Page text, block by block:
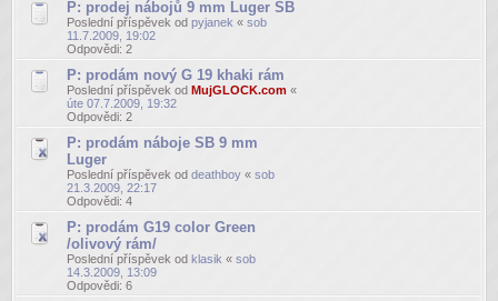
P: prodej nábojů 9 mm Luger SB
Poslední příspěvek od pyjanek « sob
11.7.2009, 19:02
Odpovědi: 2
P: prodám nový G 19 khaki rám
Poslední příspěvek od MujGLOCK.com «
úte 07.7.2009, 19:32
Odpovědi: 2
P: prodám náboje SB 9 mm
Luger
Poslední příspěvek od deathboy « sob
21.3.2009, 22:17
Odpovědi: 4
P: prodám G19 color Green
/olivový rám/
Poslední příspěvek od klasik « sob
14.3.2009, 13:09
Odpovědi: 6